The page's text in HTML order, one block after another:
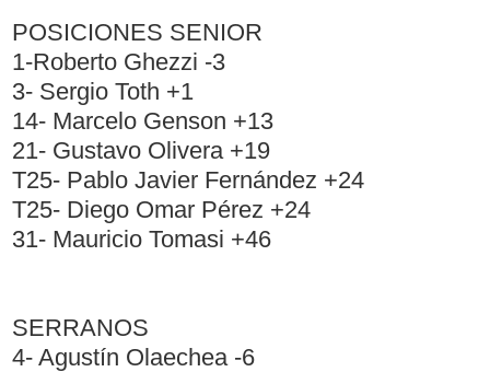
POSICIONES SENIOR
1-Roberto Ghezzi -3
3- Sergio Toth +1
14- Marcelo Genson +13
21- Gustavo Olivera +19
T25- Pablo Javier Fernández +24
T25- Diego Omar Pérez +24
31- Mauricio Tomasi +46
SERRANOS
4- Agustín Olaechea -6